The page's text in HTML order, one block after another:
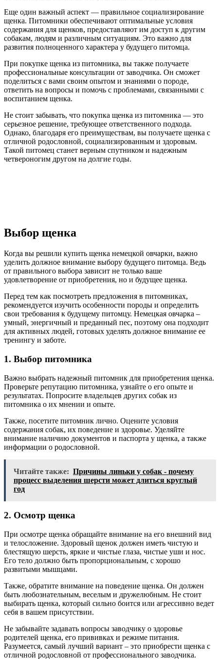
Еще один важный аспект — правильное социализирование
щенка. Питомники обеспечивают оптимальные условия
содержания для щенков, предоставляют им доступ к другим
собакам, людям и различным ситуациям. Это важно для
развития полноценного характера у будущего питомца.
При покупке щенка из питомника, вы также получаете
профессиональные консультации от заводчика. Он сможет
поделиться с вами своим опытом и знаниями о породе,
ответить на вопросы и помочь с проблемами, связанными с
воспитанием щенка.
Не стоит забывать, что покупка щенка из питомника — это
серьезное решение, требующее ответственного подхода.
Однако, благодаря его преимуществам, вы получаете щенка с
отличной родословной, социализированным и здоровым.
Такой питомец станет верным спутником и надежным
четвероногим другом на долгие годы.
Выбор щенка
Когда вы решили купить щенка немецкой овчарки, важно
уделить должное внимание выбору будущего питомца. Ведь
от правильного выбора зависит не только ваше
удовлетворение от приобретения, но и будущее щенка.
Перед тем как посмотреть предложения в питомниках,
рекомендуется изучить особенности породы и определить
свои требования к будущему питомцу. Немецкая овчарка –
умный, энергичный и преданный пес, поэтому она подходит
для активных людей, готовых уделять должное внимание ее
тренингу и заботе.
1. Выбор питомника
Важно выбрать надежный питомник для приобретения щенка.
Проверьте репутацию питомника, узнайте о его опыте и
результатах. Попросите владельцев других собак из
питомника о их мнении и опыте.
Также, посетите питомник лично. Оцените условия
содержания собак, их поведение и здоровье. Уделяйте
внимание наличию документов и паспорта у щенка, а также
информации о родословной.
Читайте также: Причины линьки у собак - почему
процесс выделения шерсти может длиться круглый
год
2. Осмотр щенка
При осмотре щенка обращайте внимание на его внешний вид
и телосложение. Здоровый щенок должен иметь чистую и
блестящую шерсть, яркие и чистые глаза, чистые уши и нос.
Его тело должно быть пропорциональным, с хорошо
развитыми мышцами.
Также, обратите внимание на поведение щенка. Он должен
быть любознательным, веселым и дружелюбным. Не стоит
выбирать щенка, который сильно боится или агрессивно ведет
себя в вашем присутствии.
Не забывайте задавать вопросы заводчику о здоровье
родителей щенка, его прививках и режиме питания.
Разумеется, самый лучший вариант – это приобрести щенка с
отличной родословной от профессионального заводчика.